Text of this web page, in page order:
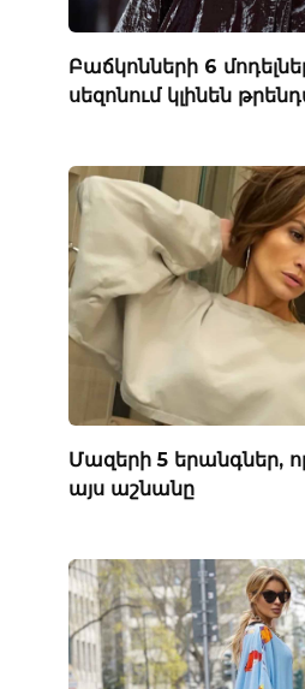
Բաճկոնների 6
սեզոնում կլինեն
Մազերի 5 երանգներ,
այս աշնանը